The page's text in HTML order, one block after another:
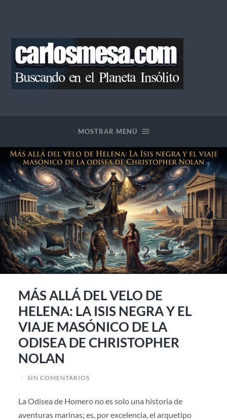
MOSTRAR MENÚ
MÁS ALLÁ DEL VELO DE
HELENA: LA ISIS NEGRA Y EL
VIAJE MASÓNICO DE LA
ODISEA DE CHRISTOPHER
NOLAN
/ SIN COMENTARIOS
La Odisea de Homero no es solo una historia de
aventuras marinas; es, por excelencia, el arquetipo